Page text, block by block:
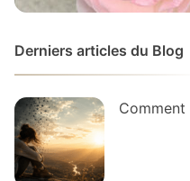
Derniers articles du Blog